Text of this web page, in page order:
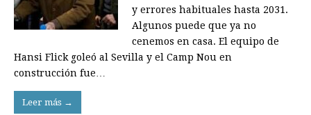
y errores habituales hasta 2031.
Algunos puede que ya no
cenemos en casa. El equipo de
Hansi Flick goleó al Sevilla y el Camp Nou en
construcción fue…
Leer más →